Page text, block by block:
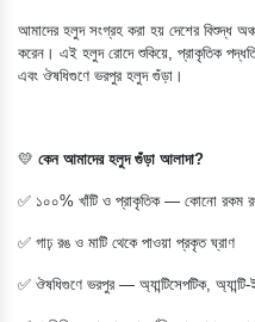
আমাদের হলুদ সংগ্রহ করা হয় দেশের বিশুদ্ধ
করেন। এই হলুদ রোদে শুকিয়ে, প্রাকৃতিক
এবং ঔষধিগুণে ভরপুর হলুদ গুঁড়া।
💛 কেন আমাদের হলুদ গুঁড়া আলাদা?
✅ ১০০% খাঁটি ও প্রাকৃতিক — কোনো রকম
✅ গাঢ় রঙ ও মাটি থেকে পাওয়া প্রকৃত ঘ্রাণ
✅ ঔষধিগুণে ভরপুর — অ্যান্টিসেপটিক,